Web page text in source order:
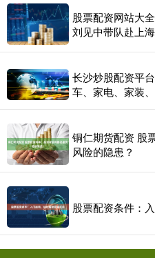
股票配资网站大
刘见中带队赴上
长沙炒股配资平
车、家电、家装
铜仁期货配资 股
风险的隐患？
股票配资条件：